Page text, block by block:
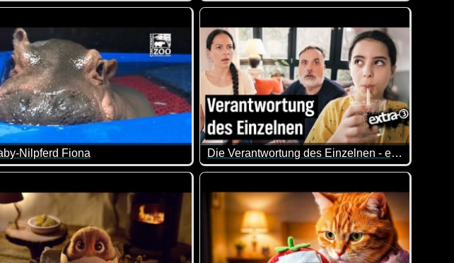
sich immer einen Weg suchen (Brief, Video-Anruf, Telefonat), mit seinen Lieben
doch wunderbar.
lustig, andererseits aber auch total herzig wie sich die Tiere in diesem Video
Ein Reh steckt im Schlamm fest und ein
Verantwortung, sein ganzes Leben. Zeit, einmal Danke zu sagen. Für alles.
und es sich immer wieder in Erinnerung rufen sollte, zeige ich dir dieses Video.
Nilpferd Fiona
dieses Video vom Baby-Nilpferd Fiona nicht zuckersüß ist. Das Tier ist einfach nur
Die Verantwortung des Einzelnen - extra 3
Viele meinen: Ich als einzelner kann doch eh